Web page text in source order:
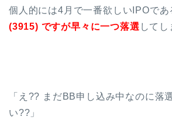
個人的には4月で一番欲しいIPOであ
(3915) ですが早々に一つ落選 して
「え?? まだBB申し込み中なのに
い??」